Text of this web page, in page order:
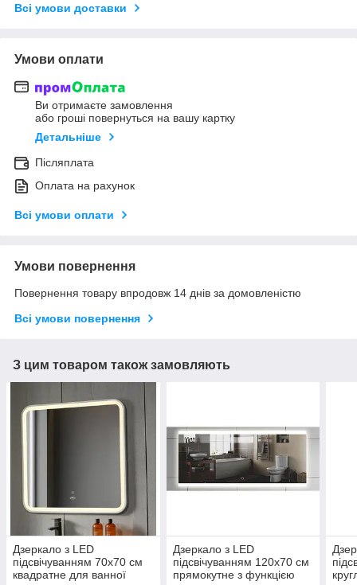
Всі умови доставки
Умови оплати
Ви отримаєте замовлення
або гроші повернуться на вашу картку
Детальніше
Післяплата
Оплата на рахунок
Всі умови оплати
Умови повернення
Повернення товару впродовж 14 днів за домовленістю
Всі умови повернення
З цим товаром також замовляють
Дзеркало з LED
підсвічуванням 70х70 см
квадратне для ванної
Дзеркало з LED
підсвічуванням 120х70 см
прямокутне з функцією